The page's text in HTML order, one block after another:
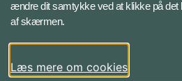
Bluesky
LinkedIn
ændre dit samtykke ved at klikke på det
af skærmen.
Læs mere om cookies